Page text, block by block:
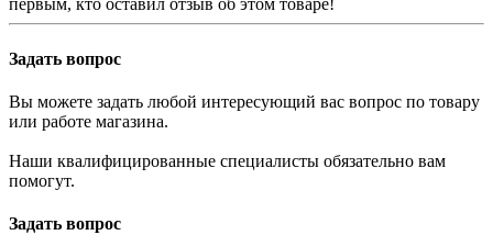
первым, кто оставил отзыв об этом товаре!
Задать вопрос
Вы можете задать любой интересующий вас вопрос по товару
или работе магазина.
Наши квалифицированные специалисты обязательно вам
помогут.
Задать вопрос